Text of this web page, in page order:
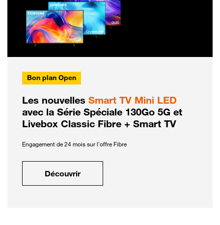
Bon plan Open
Les nouvelles Smart TV Mini LED
avec la Série Spéciale 130Go 5G et
Livebox Classic Fibre + Smart TV
Engagement de 24 mois sur l'offre Fibre
Découvrir